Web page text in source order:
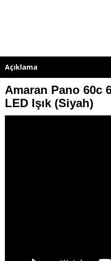
Açıklama
Amaran Pano 60c
LED Işık (Siyah)